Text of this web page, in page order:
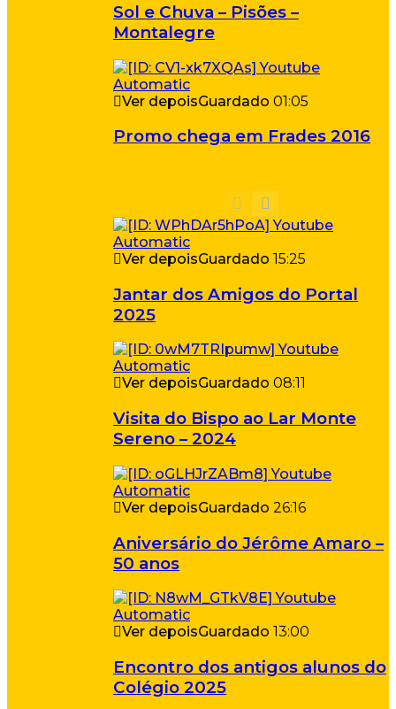
Sol e Chuva – Pisões –
Montalegre
Ver depoisGuardado 01:05
Promo chega em Frades 2016
Ver depoisGuardado 15:25
Jantar dos Amigos do Portal
2025
Ver depoisGuardado 08:11
Visita do Bispo ao Lar Monte
Sereno – 2024
Ver depoisGuardado 26:16
Aniversário do Jérôme Amaro –
50 anos
Ver depoisGuardado 13:00
Encontro dos antigos alunos do
Colégio 2025